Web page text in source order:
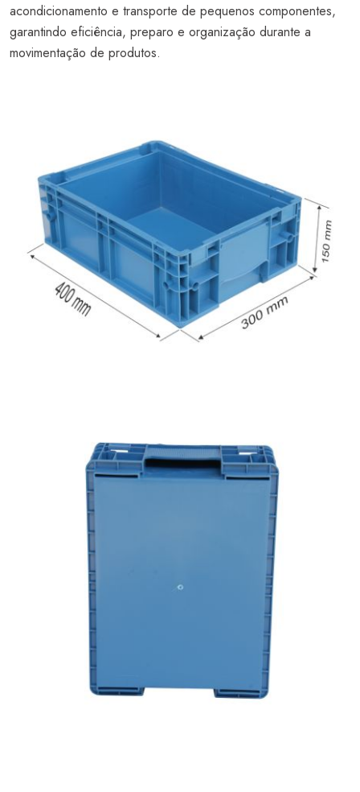
acondicionamento e transporte de pequenos componentes,
garantindo eficiência, preparo e organização durante a
movimentação de produtos.